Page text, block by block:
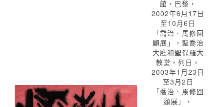
館，巴黎，
2002年6月17日
至10月6日
「喬治．馬修回
顧展」，聖喬治
大廳和聖保羅大
教堂，列日，
2003年1月23日
至3月2日
「喬治．馬修回
顧展」，